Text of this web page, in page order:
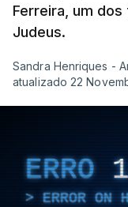
Ferreira, um
Judeus.
Sandra Henriques -
atualizado 22
ERRO
ERROR ON